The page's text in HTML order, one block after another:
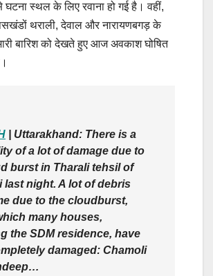
घटना स्थल के लिए रवाना हो गई है। वहीं,
थराली, देवाल और नारायणबगड़ के
बारिश को देखते हुए आज अवकाश घोषित
| Uttarakhand: There is a
of a lot of damage due to
burst in Tharali tehsil of
last night. A lot of debris
due to the cloudburst,
many houses,
the SDM residence, have
damaged: Chamoli